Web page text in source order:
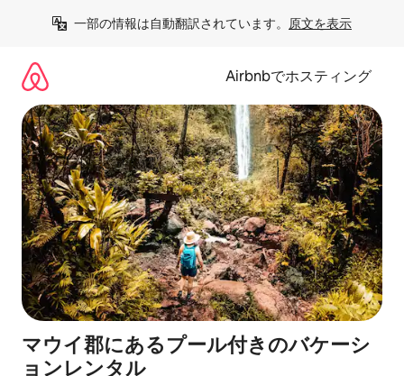
一部の情報は自動翻訳されています。 原文を表示
Airbnbでホスティング
マウイ郡にあるプール付きのバケーシ
ョンレンタル